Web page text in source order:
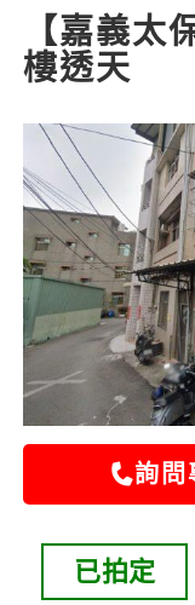
【嘉義太
樓透天
詢
已拍定